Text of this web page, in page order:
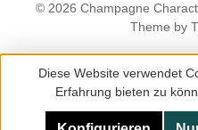
© 2026 Champagne
Theme by
Diese Website verwendet
Erfahrung bieten zu